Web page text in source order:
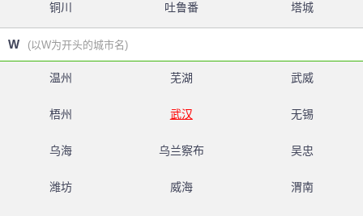
铜川 吐鲁番 塔城
W (以W为开头的城市名)
温州 芜湖 武威
梧州 武汉 无锡
乌海 乌兰察布 吴忠
潍坊 威海 渭南